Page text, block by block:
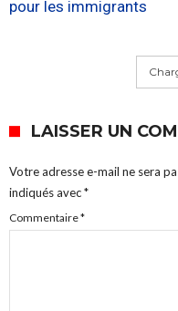
pour les immigrants
LAISSER UN
Votre adresse e-mail ne sera
indiqués avec*
Commentaire*